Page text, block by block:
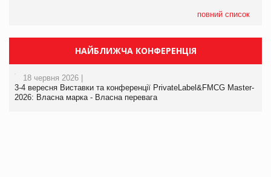
повний список
НАЙБЛИЖЧА КОНФЕРЕНЦІЯ
18 червня 2026 |
3-4 вересня Виставки та конференції PrivateLabel&FMCG Master-
2026: Власна марка - Власна перевага